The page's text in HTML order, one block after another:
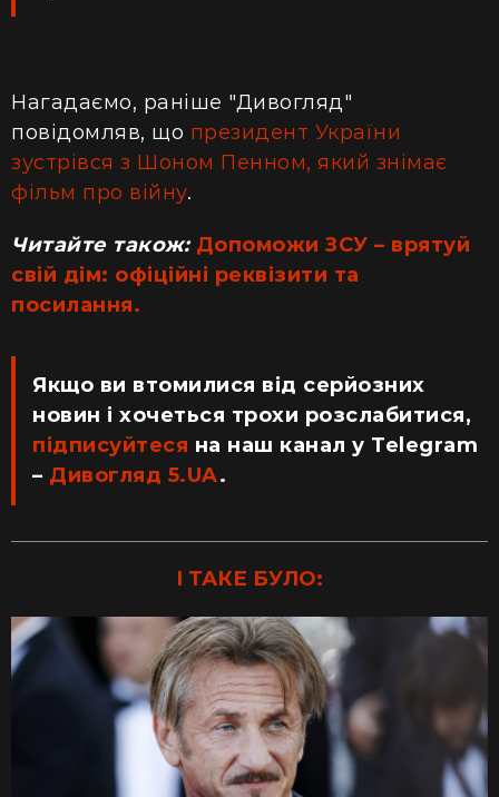
Нагадаємо, раніше "Дивогляд"
повідомляв, що президент України
зустрівся з Шоном Пенном, який знімає
фільм про війну.
Читайте також: Допоможи ЗСУ – врятуй
свій дім: офіційні реквізити та
посилання.
Якщо ви втомилися від серйозних
новин і хочеться трохи розслабитися,
підписуйтеся на наш канал у Telegram
– Дивогляд 5.UA.
І ТАКЕ БУЛО: